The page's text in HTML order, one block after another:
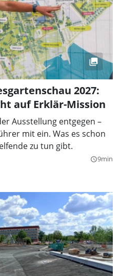
2027:
auf Erklär-Mission
Ausstellung entgegen –
mit ein. Was es schon
zu tun gibt.
query_builder9min